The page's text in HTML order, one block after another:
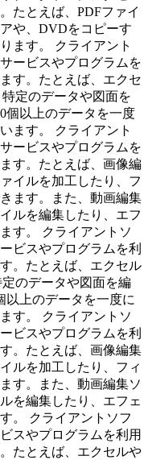
たとえば、PDFファイ
や、DVDをコピーす
ます。 クライアント
ービスやプログラムを
す。たとえば、エクセ
定のデータや図面を
個以上のデータを一度
ます。 クライアント
ービスやプログラムを
す。たとえば、画像編
イルを加工したり、フ
ます。また、動画編集
ルを編集したり、エフ
す。 クライアントソ
ビスやプログラムを利
。たとえば、エクセル
のデータや図面を編
以上のデータを一度に
す。 クライアントソ
ビスやプログラムを利
。たとえば、画像編集
ルを加工したり、フィ
す。また、動画編集ソ
を編集したり、エフェ
。 クライアントソフ
スやプログラムを利用
たとえば、エクセルや